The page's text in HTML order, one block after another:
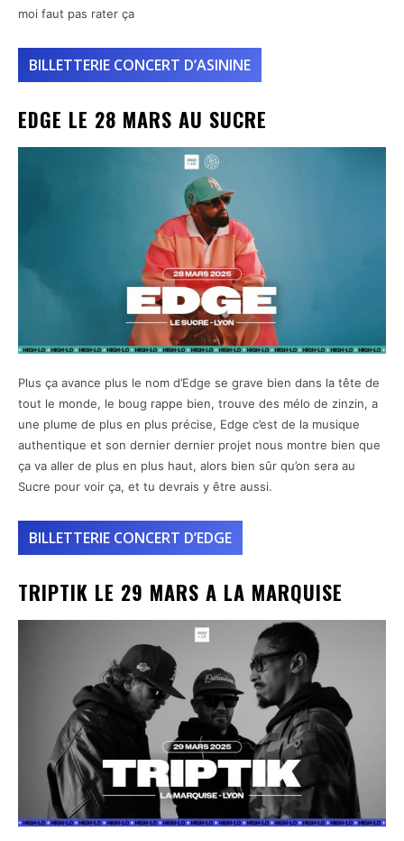
moi faut pas rater ça
BILLETTERIE CONCERT D’ASININE
EDGE LE 28 MARS AU SUCRE
Plus ça avance plus le nom d’Edge se grave bien dans la tête de
tout le monde, le boug rappe bien, trouve des mélo de zinzin, a
une plume de plus en plus précise, Edge c’est de la musique
authentique et son dernier dernier projet nous montre bien que
ça va aller de plus en plus haut, alors bien sûr qu’on sera au
Sucre pour voir ça, et tu devrais y être aussi.
BILLETTERIE CONCERT D’EDGE
TRIPTIK LE 29 MARS A LA MARQUISE